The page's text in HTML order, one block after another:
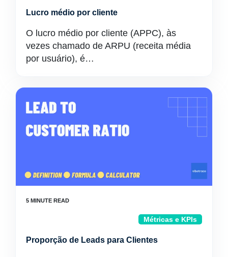
Lucro médio por cliente
O lucro médio por cliente (APPC), às
vezes chamado de ARPU (receita média
por usuário), é…
Métricas e KPIs
Proporção de Leads para Clientes